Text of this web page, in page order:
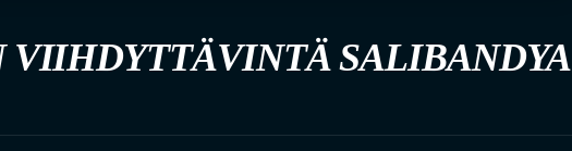
SALIBANDYA